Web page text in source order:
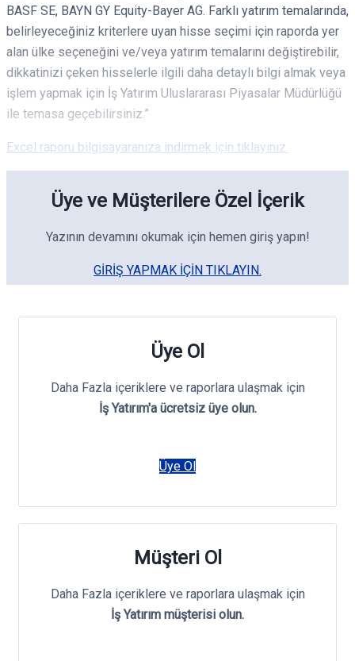
BASF SE, BAYN GY Equity-Bayer AG. Farklı yatırım temalarında,
belirleyeceğiniz kriterlere uyan hisse seçimi için raporda yer
alan ülke seçeneğini ve/veya yatırım temalarını değiştirebilir,
dikkatinizi çeken hisselerle ilgili daha detaylı bilgi almak veya
işlem yapmak için İş Yatırım Uluslararası Piyasalar Müdürlüğü
ile temasa geçebilirsiniz.”
Excel raporu bilgisayaranıza indirmek için tıklayınız
Üye ve Müşterilere Özel İçerik
Yazının devamını okumak için hemen giriş yapın!
GIRIŞ YAPMAK IÇIN TIKLAYIN.
Üye Ol
Daha Fazla içeriklere ve raporlara ulaşmak için
İş Yatırım'a ücretsiz üye olun.
Üye Ol
Müşteri Ol
Daha Fazla içeriklere ve raporlara ulaşmak için
İş Yatırım müşterisi olun.